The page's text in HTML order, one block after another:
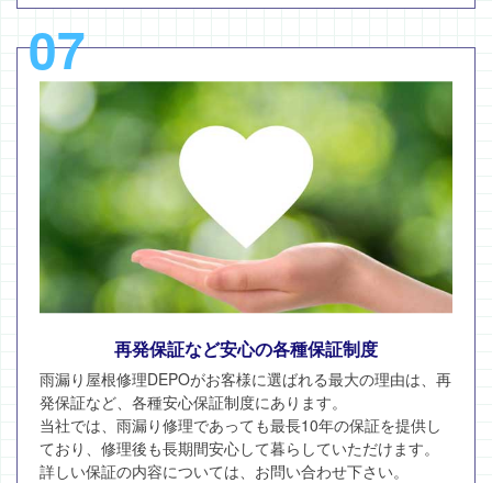
07
再発保証など安心の各種保証制度
雨漏り屋根修理DEPOがお客様に選ばれる最大の理由は、再
発保証など、各種安心保証制度にあります。
当社では、雨漏り修理であっても最長10年の保証を提供し
ており、修理後も長期間安心して暮らしていただけます。
詳しい保証の内容については、お問い合わせ下さい。